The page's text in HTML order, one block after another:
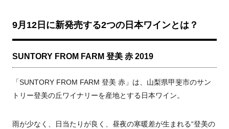
9月12日に新発売する2つの日本ワインとは？
SUNTORY FROM FARM 登美 赤 2019
「SUNTORY FROM FARM 登美 赤」は、山梨県甲斐市のサン
トリー登美の丘ワイナリーを産地とする日本ワイン。
雨が少なく、日当たりが良く、昼夜の寒暖差が生まれる“登美の